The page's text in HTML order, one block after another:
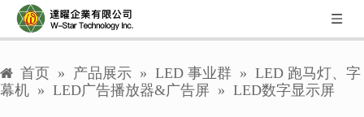
首页 » 产品展示 » LED 事业群 » LED 跑马灯、字
幕机 » LED广告播放器&广告屏 » LED数字显示屏